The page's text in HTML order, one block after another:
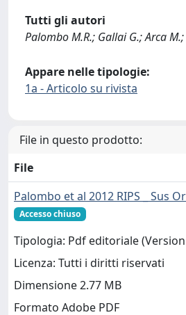
Tutti gli autori
Palombo M.R.; Gallai G.; Arca M.;
Appare nelle tipologie:
1a - Articolo su rivista
File in questo prodotto:
File
Palombo et al 2012 RIPS _ Sus
Accesso chiuso
Tipologia: Pdf editoriale
Licenza: Tutti i diritti riservati
Dimensione 2.77 MB
Formato Adobe PDF